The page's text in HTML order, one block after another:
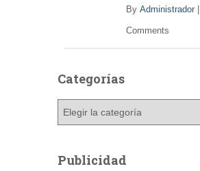
By Administrador|
Comments
Categorías
g
Publicidad